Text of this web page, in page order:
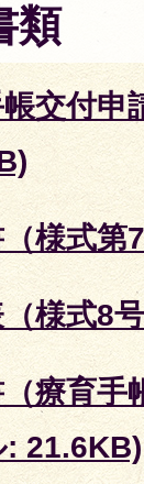
類
交付申
（様式
様式8
療育手
: 21.6KB)